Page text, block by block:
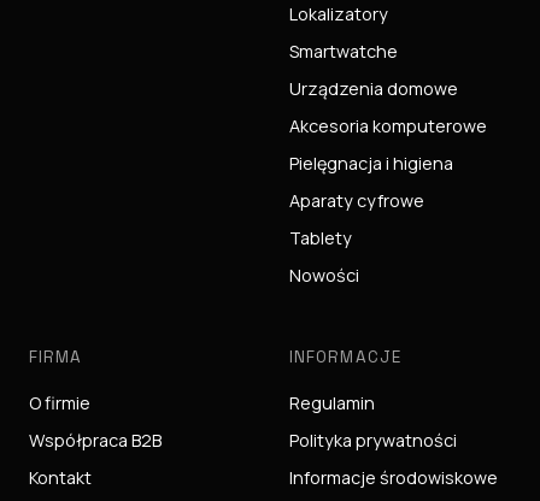
Lokalizatory
Smartwatche
Urządzenia domowe
Akcesoria komputerowe
Pielęgnacja i higiena
Aparaty cyfrowe
Tablety
Nowości
FIRMA
O firmie
Współpraca B2B
Kontakt
INFORMACJE
Regulamin
Polityka prywatności
Informacje środowiskowe